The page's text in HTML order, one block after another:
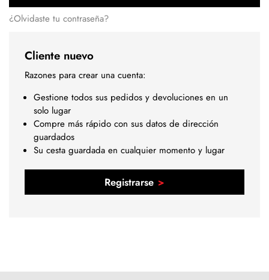
¿Olvidaste tu contraseña?
Cliente nuevo
Razones para crear una cuenta:
Gestione todos sus pedidos y devoluciones en un
solo lugar
Compre más rápido con sus datos de dirección
guardados
Su cesta guardada en cualquier momento y lugar
Registrarse